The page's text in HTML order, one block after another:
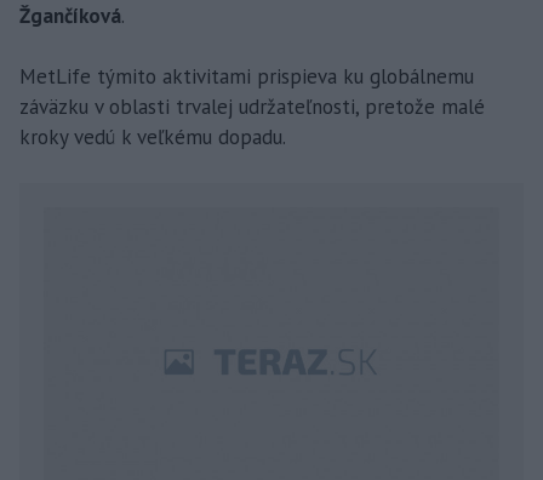
Žgančíková.
MetLife týmito aktivitami prispieva ku globálnemu
záväzku v oblasti trvalej udržateľnosti, pretože malé
kroky vedú k veľkému dopadu.